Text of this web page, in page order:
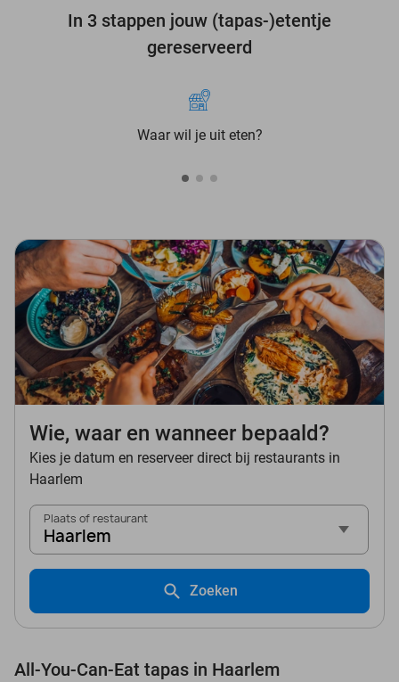
In 3 stappen jouw (tapas-)etentje
gereserveerd
Waar wil je uit eten?
Wie, waar en wanneer bepaald?
Kies je datum en reserveer direct bij restaurants in
Haarlem
Plaats of restaurant
Haarlem
Zoeken
All-You-Can-Eat tapas in Haarlem